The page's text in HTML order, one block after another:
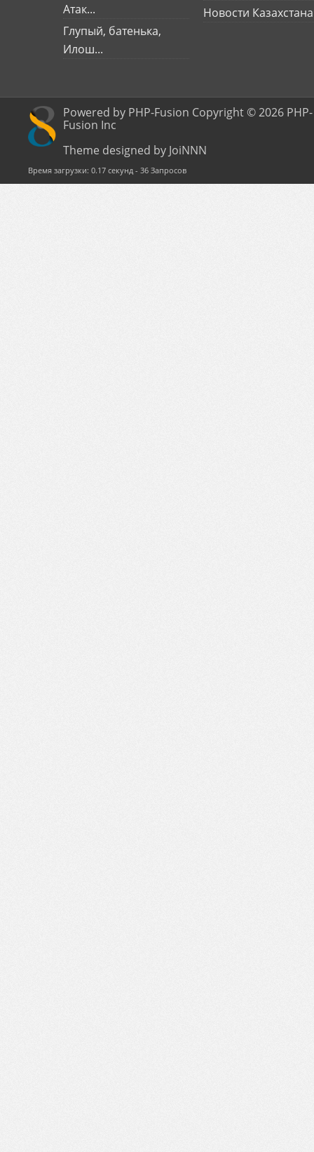
Атак...
Глупый, батенька,
Илош...
Новости Казахстана
Powered by PHP-Fusion Copyright © 2026 PHP-
Fusion Inc
Theme designed by JoiNNN
Время загрузки: 0.17 секунд - 36 Запросов